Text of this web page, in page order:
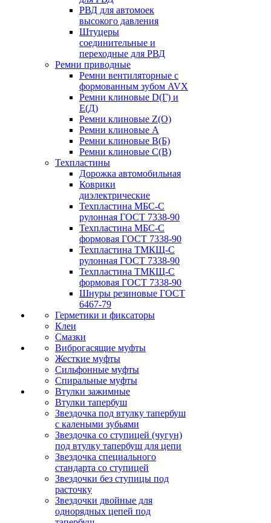
РВД для автомоек
высокого давления
Штуцеры
соединительные и
переходные для РВД
Ремни приводные
Ремни вентиляторные с
формованным зубом AVX
Ремни клиновые D(Г) и
Е(Д)
Ремни клиновые Z(О)
Ремни клиновые А
Ремни клиновые В(Б)
Ремни клиновые С(В)
Техпластины
Дорожка автомобильная
Коврики
диэлектрические
Техпластина МБС-С
рулонная ГОСТ 7338-90
Техпластина МБС-С
формовая ГОСТ 7338-90
Техпластина ТМКЩ-С
рулонная ГОСТ 7338-90
Техпластина ТМКЩ-С
формовая ГОСТ 7338-90
Шнуры резиновые ГОСТ
6467-79
Герметики и фиксаторы
Клеи
Смазки
Виброгасящие муфты
Жесткие муфты
Сильфонные муфты
Спиральные муфты
Втулки зажимные
Втулки тапербуш
Звездочка под втулку тапербуш
c калеными зубьями
Звездочка со ступицей (чугун)
под втулку тапербуш для цепи
Звездочка специального
стандарта со ступицей
Звездочки без ступицы под
расточку
Звездочки двойные для
однорядных цепей под